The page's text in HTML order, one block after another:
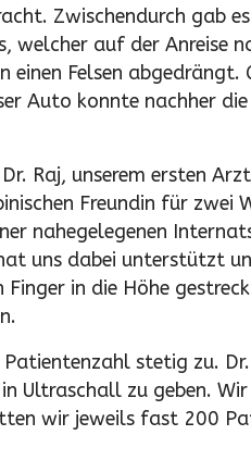
Zwischendurch gab
welcher auf der
einen Felsen
Auto konnte nachher
Raj, unserem ersten
Freundin für zwei
nahegelegenen
uns dabei unterstützt
in die Höhe
Patientenzahl stetig zu.
in Ultraschall zu geben.
wir jeweils fast 200